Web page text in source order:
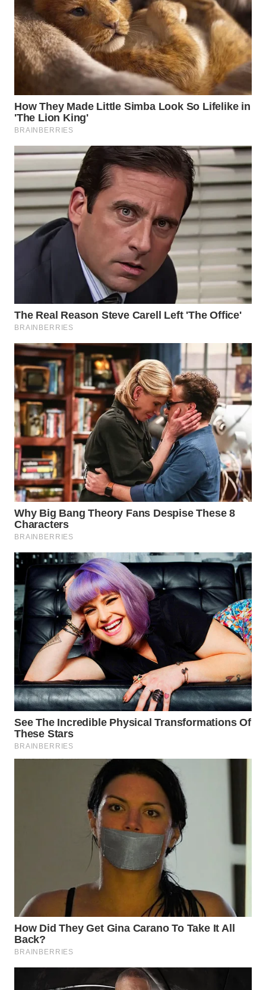
LABUHANBATU
WN
TAPANULI
TENGAH
WN DELI
SERDANG
TEBING
TINGGI
WN
PAKPAK
WN
KARAWANG
WN
WN
DEPOK
WN
TAPANULI
UTARA
WN
SAMOSIR
WN
PADANG
LAWAS
WN
SUMEDANG
WN
CIANJUR
KEPULAUAN
SERIBU
WN
TANGERANG
WN
WN
KUNINGAN
WN
MAJALENGKA